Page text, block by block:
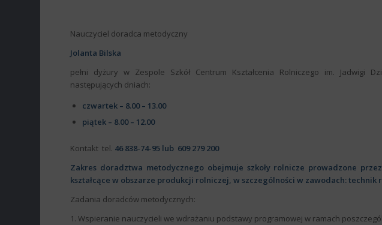
Nauczyciel doradca metodyczny
Jolanta Bilska
pełni dyżury w Zespole Szkół Centrum Kształcenia Rolniczego im. Jadwigi
następujących dniach:
czwartek – 8.00 – 13.00
piątek – 8.00 – 12.00
Kontakt tel. 46 838-74-95 lub 609 279 200
Zakres doradztwa metodycznego obejmuje szkoły rolnicze prowadzone
kształcące w obszarze produkcji rolniczej, w szczególności w zawodach:
Zadania doradców metodycznych:
1. Wspieranie nauczycieli we wdrażaniu podstawy programowej w ramach